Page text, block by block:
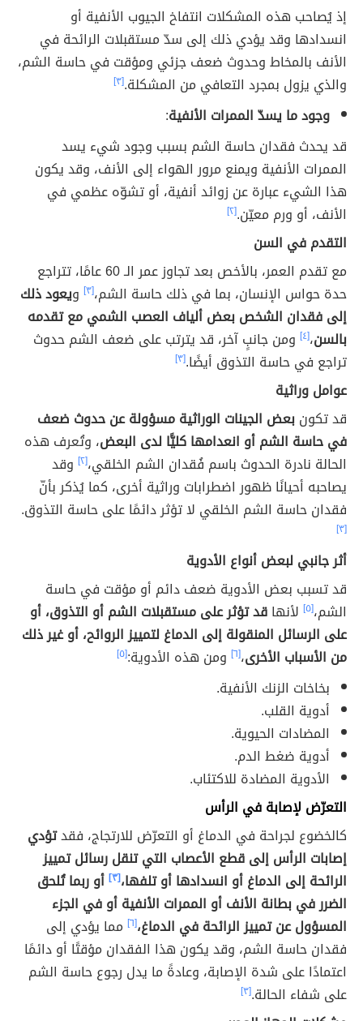
إذ يُصاحب هذه المشكلات انتفاخ الجيوب الأنفية أو
انسدادها وقد يؤدي ذلك إلى سدّ مستقبلات الرائحة في
الأنف بالمخاط وحدوث ضعف جزئي ومؤقت في حاسة الشم،
والذي يزول بمجرد التعافي من المشكلة.[٣]
وجود ما يسدّ الممرات الأنفية:
قد يحدث فقدان حاسة الشم بسبب وجود شيء يسد
الممرات الأنفية ويمنع مرور الهواء إلى الأنف، وقد يكون
هذا الشيء عبارة عن زوائد أنفية، أو تشوّه عظمي في
الأنف، أو ورم معيّن.[٢]
التقدم في السن
مع تقدم العمر، بالأخص بعد تجاوز عمر الـ 60 عامًا، تتراجع
حدة حواس الإنسان، بما في ذلك حاسة الشم،[٣] ويعود ذلك
إلى فقدان الشخص بعض ألياف العصب الشمي مع تقدمه
بالسن،[٤]
ومن جانبٍ آخر، قد يترتب على ضعف الشم حدوث
تراجع في حاسة التذوق أيضًا.[٣]
عوامل وراثية
قد تكونبعض الجينات الوراثية مسؤولة عن حدوث ضعف
في حاسة الشم أو انعدامها كليًّا لدى البعض، وتُعرف هذه
الحالة نادرة الحدوث باسم فُقدان الشم الخلقي،[٢]
وقد
يصاحبه أحيانًا ظهور اضطرابات وراثية أخرى، كما يُذكر بأنّ
فقدان حاسة الشم الخلقي لا تؤثر دائمًا على حاسة التذوق.
[٣]
أثر جانبي لبعض أنواع الأدوية
قد تسبب بعض الأدوية ضعف دائم أو مؤقت في حاسة
الشم،[٥] لأنهاقد تؤثر على مستقبلات الشم أو التذوق، أو
على الرسائل المنقولة إلى الدماغ لتمييز الروائح، أو غير ذلك
من الأسباب الأخرى،[٦] ومن هذه الأدوية:[٥]
بخاخات الزنك الأنفية.
أدوية القلب.
المضادات الحيوية.
أدوية ضغط الدم.
الأدوية المضادة للاكتئاب.
التعرّض لإصابة في الرأس
كالخضوع لجراحة في الدماغ أو التعرّض للارتجاج، فقدتؤدي
إصابات الرأس إلى قطع الأعصاب التي تنقل رسائل تمييز
الرائحة إلى الدماغ أو انسدادها أو تلفها،[٣]
أو ربما تُلحق
الضرر في بطانة الأنف أو الممرات الأنفية أو في الجزء
المسؤول عن تمييز الرائحة في الدماغ،[٦]
مما يؤدي إلى
فقدان حاسة الشم، وقد يكون هذا الفقدان مؤقتًا أو دائمًا
اعتمادًا على شدة الإصابة، وعادةً ما يدل رجوع حاسة الشم
على شفاء الحالة.[٣]